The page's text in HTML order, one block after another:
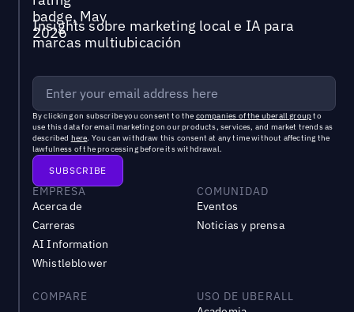
Insights sobre marketing local e IA para
marcas multiubicación
By clicking on subscribe you consent to the companies of the uberall groupto
use this data for email marketing on our products, services, and market trends as
described here. You can withdraw this consent at any time without affecting the
lawfulness of the processing before its withdrawal.
EMPRESA
Acerca de
Carreras
AI Information
Whistleblower
COMUNIDAD
Eventos
Noticias y prensa
COMPARE
USO DE UBERALL